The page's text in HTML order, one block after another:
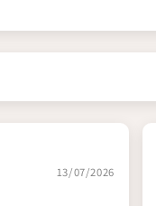
13/07/2026